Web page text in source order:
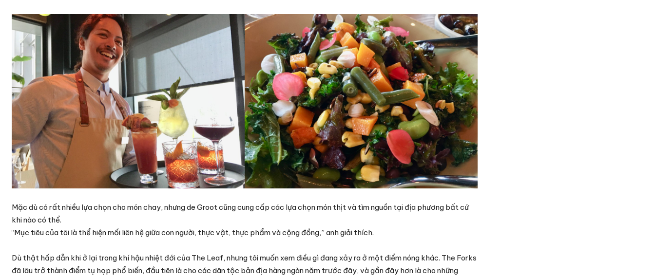
Mặc dù có rất nhiều lựa chọn cho món chay, nhưng de Groot cũng cung cấp các lựa chọn món thịt và tìm nguồn tại địa phương bất cứ
khi nào có thể.
“Mục tiêu của tôi là thể hiện mối liên hệ giữa con người, thực vật, thực phẩm và cộng đồng,” anh giải thích.
Dù thật hấp dẫn khi ở lại trong khí hậu nhiệt đới của The Leaf, nhưng tôi muốn xem điều gì đang xảy ra ở một điểm nóng khác. The Forks
đã lâu trở thành điểm tụ họp phổ biến, đầu tiên là cho các dân tộc bản địa hàng ngàn năm trước đây, và gần đây hơn là cho những